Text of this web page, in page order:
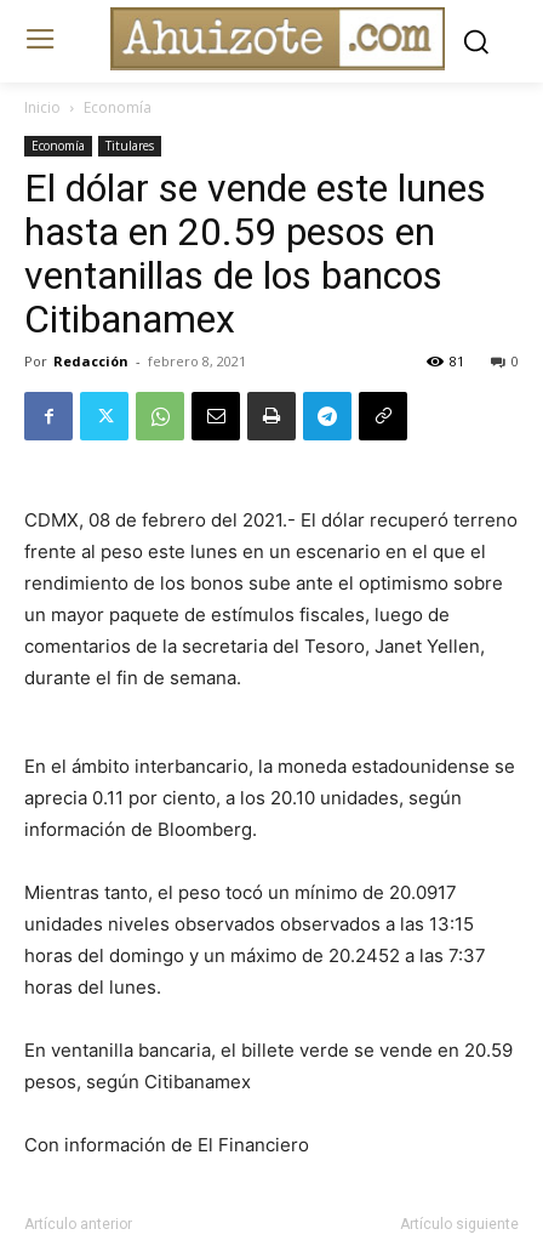
Inicio Economía
Economía Titulares
El dólar se vende este lunes
hasta en 20.59 pesos en
ventanillas de los bancos
Citibanamex
Por Redacción - febrero 8, 2021 0
81
CDMX, 08 de febrero del 2021.- El dólar recuperó terreno
frente al peso este lunes en un escenario en el que el
rendimiento de los bonos sube ante el optimismo sobre
un mayor paquete de estímulos fiscales, luego de
comentarios de la secretaria del Tesoro, Janet Yellen,
durante el fin de semana.
En el ámbito interbancario, la moneda estadounidense se
aprecia 0.11 por ciento, a los 20.10 unidades, según
información de Bloomberg.
Mientras tanto, el peso tocó un mínimo de 20.0917
unidades niveles observados observados a las 13:15
horas del domingo y un máximo de 20.2452 a las 7:37
horas del lunes.
En ventanilla bancaria, el billete verde se vende en 20.59
pesos, según Citibanamex
Con información de El Financiero
Artículo anterior Artículo siguiente